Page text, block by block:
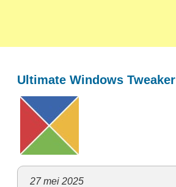
Ultimate Windows Tweaker
27 mei 2025